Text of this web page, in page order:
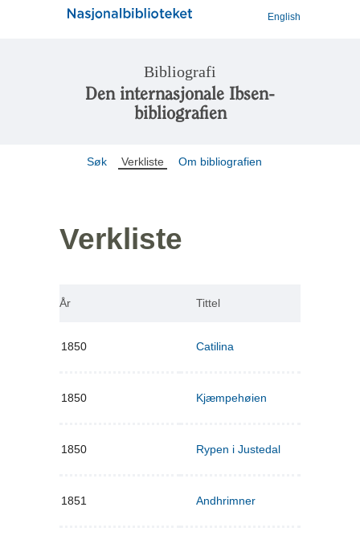
English
Bibliografi
Den internasjonale Ibsen-
bibliografien
Søk Verkliste Om bibliografien
Verkliste
År Tittel
1850 Catilina
1850 Kjæmpehøien
1850 Rypen i Justedal
1851 Andhrimner